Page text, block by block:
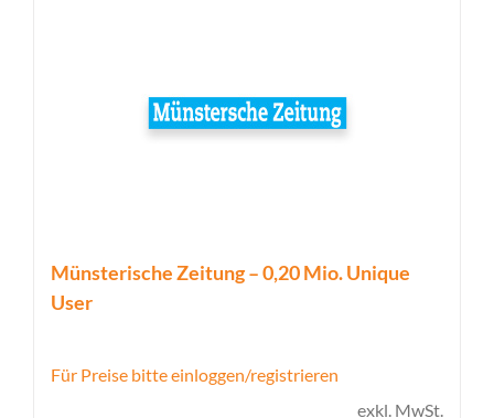
Münsterische Zeitung – 0,20 Mio. Unique
User
Für Preise bitte einloggen/registrieren
exkl. MwSt.